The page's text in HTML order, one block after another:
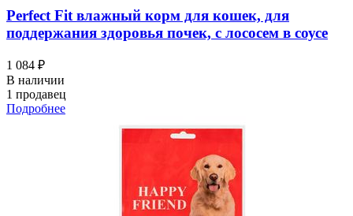
Perfect Fit влажный корм для кошек, для
поддержания здоровья почек, с лососем в соусе
1 084 ₽
В наличии
1 продавец
Подробнее